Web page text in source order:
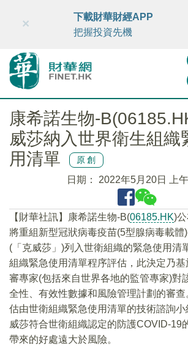
財華智庫網 FINTV FINMETA
×
下載財華財經APP
把握投資先機
康希諾生物-
威莎納入世界衛生組織
用清單
原創
日期： 2022年5月20日 上
【財華社訊】康希諾生物-B(06185.HK)
將重組新型冠狀病毒疫苗(5型腺病毒載體
(「克威莎」)列入世衛組織的緊急使用清
組織緊急使用清單程序評估，此決定乃
審專家(包括來自世界各地的監管專家)對
全性、有效性數據和風險管理計劃的審
估由世衛組織緊急使用清單的技術諮詢
威莎符合世衛組織認定的防護COVID-19
帶來的好處遠大於風險。